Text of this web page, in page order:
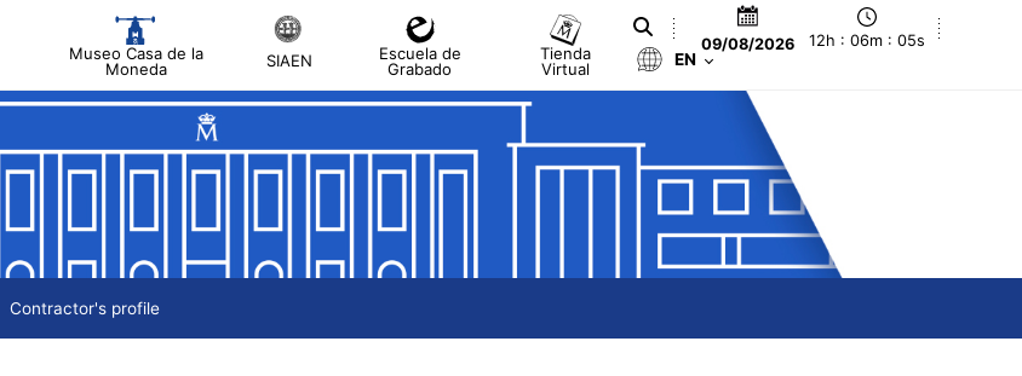
Museo Casa de la
Moneda
SIAEN
Escuela de
Grabado
Tienda
Virtual
09/08/2026 12h : 06m : 06s
EN
Contractor's profile